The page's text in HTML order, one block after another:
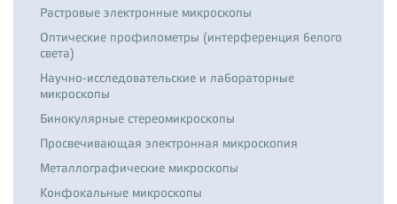
Растровые электронные микроскопы
Оптические профилометры (интерференция белого
света)
Научно-исследовательские и лабораторные
микроскопы
Бинокулярные стереомикроскопы
Просвечивающая электронная микроскопия
Металлографические микроскопы
Конфокальные микроскопы